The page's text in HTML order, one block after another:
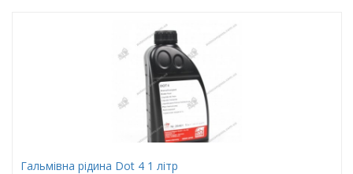
Гальмівна рідина Dot 4 1 літр